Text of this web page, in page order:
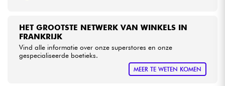
HET GROOTSTE NETWERK VAN WINKELS IN
FRANKRIJK
Vind alle informatie over onze superstores en onze
gespecialiseerde boetieks.
MEER TE WETEN KOMEN